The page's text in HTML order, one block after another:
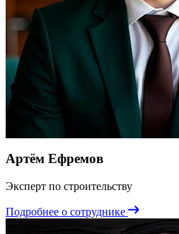
Артём Ефремов
Эксперт по строительству
Подробнее о сотруднике